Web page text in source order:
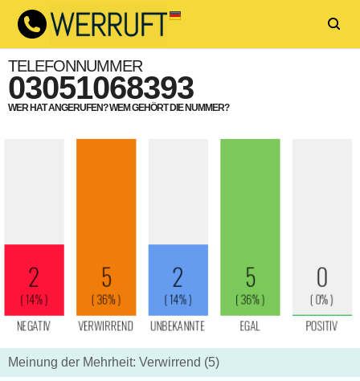
TELEFONNUMMER
03051068393
WER HAT ANGERUFEN? WEM GEHÖRT DIE NUMMER?
Meinung der Mehrheit: Verwirrend (5)